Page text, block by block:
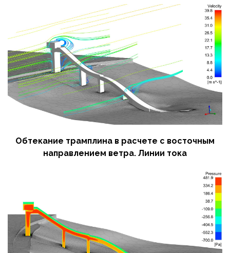
Обтекание трамплина в расчете с восточным
направлением ветра. Линии тока